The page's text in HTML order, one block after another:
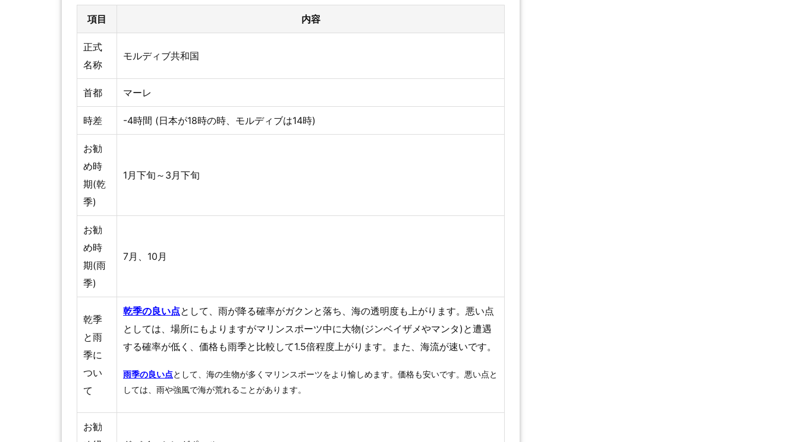
項目 内容
正式
名称
モルディブ共和国
首都 マーレ
時差 -4時間 (日本が18時の時、モルディブは14時)
お勧
め時
期(乾
季)
1月下旬～3月下旬
お勧
め時
期(雨
季)
7月、10月
乾季
と雨
季に
つい
て
乾季の良い点として、雨が降る確率がガクンと落ち、海の透明度も上がります。悪い点
としては、場所にもよりますがマリンスポーツ中に大物(ジンベイザメやマンタ)と遭遇
する確率が低く、価格も雨季と比較して1.5倍程度上がります。また、海流が速いです。
雨季の良い点として、海の生物が多くマリンスポーツをより愉しめます。価格も安いです。悪い点と
しては、雨や強風で海が荒れることがあります。
お勧